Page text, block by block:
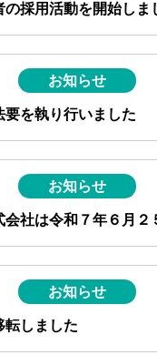
の採用活動を開始しま
お知らせ
要を執り行いました
お知らせ
会社は令和７年６月
お知らせ
転しました